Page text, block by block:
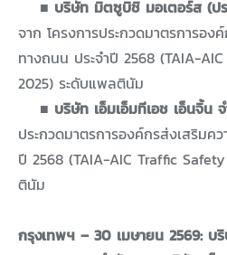
■ บริษัท มิตซูบิชิ มอเตอร์ส (ปร
จาก โครงการประกวดมาตรการอ
ทางถนน ประจำปี 2568 (TAIA-
2025) ระดับแพลตินัม
■ บริษัท เอ็มเอ็มทีเอช เอ็นจิ้น
ประกวดมาตรการองค์กรส่งเสริมค
ปี 2568 (TAIA-AIC Traffic
ตินัม
กรุงเทพฯ – 30 เมษายน 2569: